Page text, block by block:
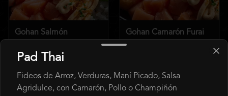
Gohan Salmón
$7.490
Gohan Camarón Furai
Acevichado
Pad Thai
Fideos de Arroz, Verduras, Maní Picado, Salsa
Agridulce, con Camarón, Pollo o Champiñón